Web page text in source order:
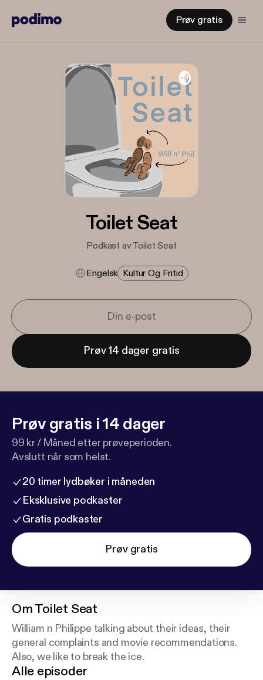
Prøv gratis
Toilet Seat
Podkast av Toilet Seat
Engelsk Kultur Og Fritid
Prøv 14 dager gratis
Prøv gratis i 14 dager
99 kr / Måned etter prøveperioden.
Avslutt når som helst.
20 timer lydbøker i måneden
Eksklusive podkaster
Gratis podkaster
Prøv gratis
OmToilet Seat
William n Philippe talking about their ideas, their
general complaints and movie recommendations.
Also, we like to break the ice.
Alle episoder